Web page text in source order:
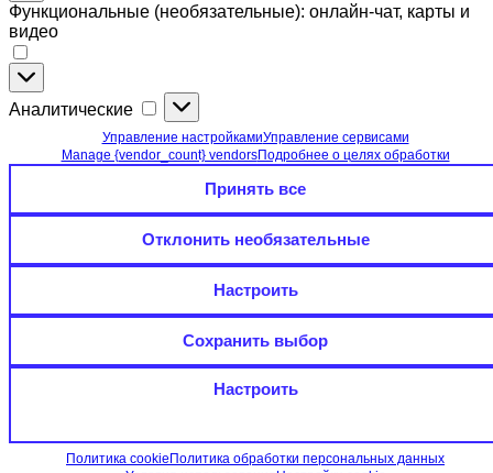
Функциональные (необязательные): онлайн-чат, карты и
видео
Функциональные
(необязательные):
онлайн-
и
Аналитические Аналитические
Управление настройкамиУправление сервисами
Manage {vendor_count} vendorsПодробнее о целях обработки
Принять все
Отклонить необязательные
Настроить
Сохранить выбор
Настроить
Политика cookieПолитика обработки персональных данных